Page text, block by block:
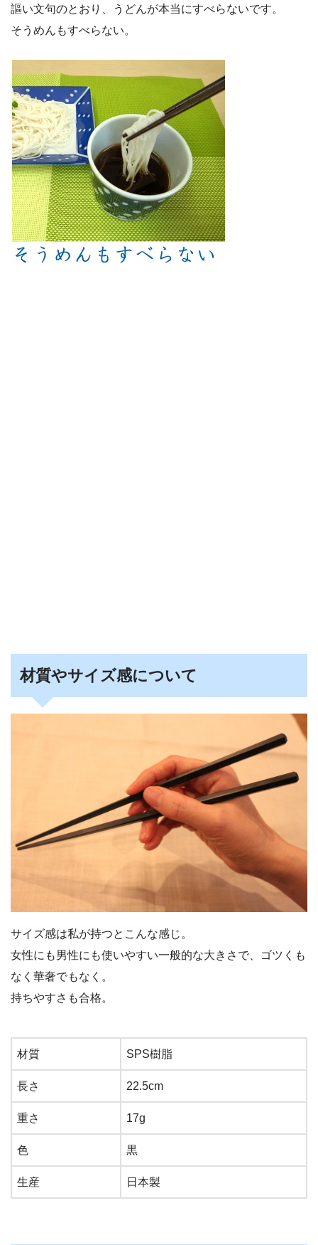
謳い文句のとおり、うどんが本当にすべらないです。
そうめんもすべらない。
材質やサイズ感について
サイズ感は私が持つとこんな感じ。
女性にも男性にも使いやすい一般的な大きさで、ゴツくも
なく華奢でもなく。
持ちやすさも合格。
材質 SPS樹脂
長さ 22.5cm
重さ 17g
色 黒
生産 日本製